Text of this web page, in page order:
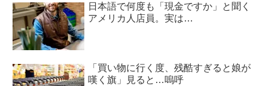
日本語で何度も「現金ですか」と聞く
アメリカ人店員。実は…
「買い物に行く度、残酷すぎると娘が
嘆く旗」見ると…嗚呼